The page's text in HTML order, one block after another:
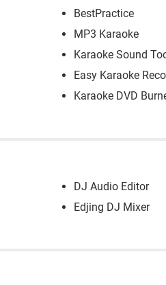
BestPractice
MP3 Karaoke
Karaoke Sound
Easy Karaoke
Karaoke DVD
DJ Audio Editor
Edjing DJ Mixer